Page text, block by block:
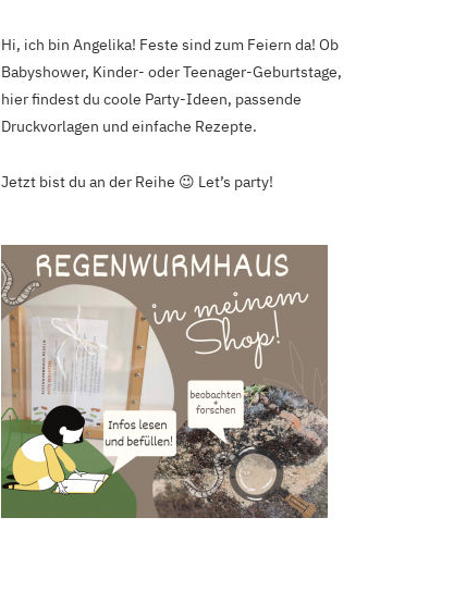
Hi, ich bin Angelika! Feste sind zum Feiern da! Ob
Babyshower, Kinder- oder Teenager-Geburtstage,
hier findest du coole Party-Ideen, passende
Druckvorlagen und einfache Rezepte.
Jetzt bist du an der Reihe 😉 Let’s party!